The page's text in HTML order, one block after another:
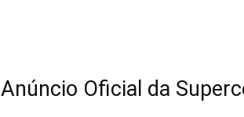
Anúncio Oficial da